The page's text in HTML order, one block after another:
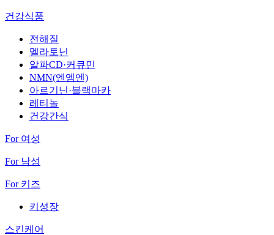
건강식품
전해질
멜라토닌
알파CD·커큐민
NMN(엔엠엔)
아르기닌·블랙마카
레티놀
건강간식
For 여성
For 남성
For 키즈
키성장
스킨케어